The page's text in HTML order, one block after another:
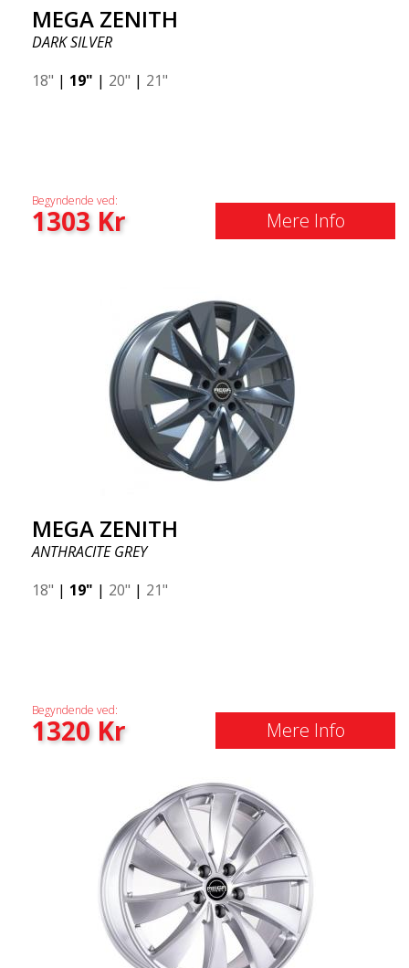
MEGA ZENITH
DARK SILVER
18" | 19" | 20" | 21"
Begyndende ved:
1303Kr Mere Info
MEGA ZENITH
ANTHRACITE GREY
18" | 19" | 20" | 21"
Begyndende ved:
1320Kr Mere Info